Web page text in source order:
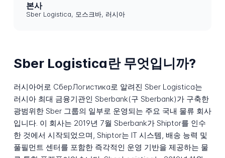
본사
Sber Logistica, 모스크바, 러시아
Sber Logistica란 무엇입니까?
러시아어로 СберЛогистика로 알려진 Sber Logistica는
러시아 최대 금융기관인 Sberbank(구 Sberbank)가 구축한
광범위한 Sber 그룹의 일부로 운영되는 주요 국내 물류 회사
입니다. 이 회사는 2019년 7월 Sberbank가 Shiptor를 인수
한 것에서 시작되었으며, Shiptor는 IT 시스템, 배송 능력 및
풀필먼트 센터를 포함한 즉각적인 운영 기반을 제공하는 물